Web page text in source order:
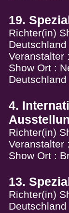
19.
Richter(in)
Deutschland
Veranstalter
Show Ort :
Deutschland
4.
Richter(in)
Veranstalter
Show Ort :
13.
Richter(in)
Deutschland